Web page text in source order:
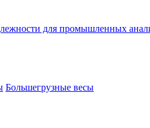
для промышленных
Большегрузные весы